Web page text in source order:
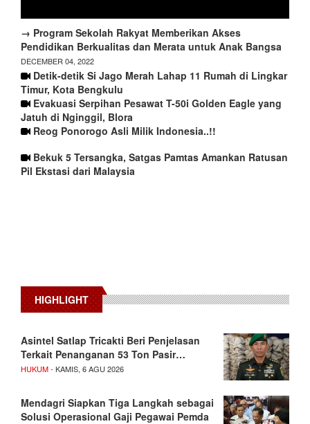
→ Program Sekolah Rakyat Memberikan Akses
Pendidikan Berkualitas dan Merata untuk Anak Bangsa
DECEMBER 04, 2022
Detik-detik Si Jago Merah Lahap 11 Rumah di Lingkar
Timur, Kota Bengkulu
Evakuasi Serpihan Pesawat T-50i Golden Eagle yang
Jatuh di Nginggil, Blora
Reog Ponorogo Asli Milik Indonesia..!!
Bekuk 5 Tersangka, Satgas Pamtas Amankan Ratusan
Pil Ekstasi dari Malaysia
HIGHLIGHT
Asintel Satlap Tricakti Beri Penjelasan
Terkait Penanganan 53 Ton Pasir…
HUKUM- KAMIS, 6 AGU 2026
Mendagri Siapkan Tiga Langkah sebagai
Solusi Operasional Gaji Pegawai Pemda